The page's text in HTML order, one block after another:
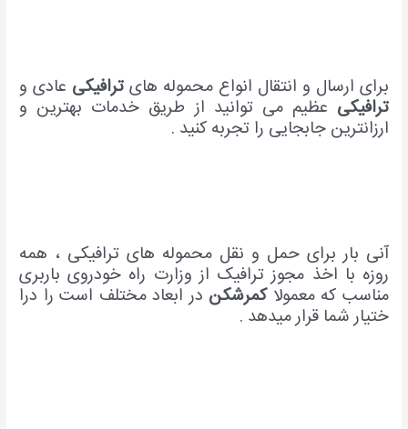
برای ارسال و انتقال انواع محموله هایترافیکی عادی و
ترافیکی عظیم می توانید از طریق خدمات بهترین و
ارزانترین جابجایی را تجربه کنید .
آنی بار برای حمل و نقل محموله های ترافیکی ، همه
روزه با اخذ مجوز ترافیک از وزارت راه خودروی باربری
مناسب که معمولاکمرشکن در ابعاد مختلف است را درا
ختیار شما قرار میدهد .